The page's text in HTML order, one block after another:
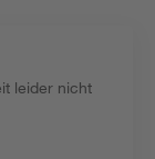
leider nicht